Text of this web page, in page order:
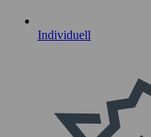
Individuell